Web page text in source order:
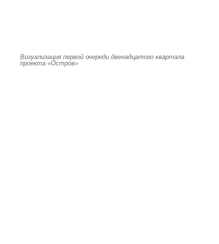
Визуализация первой очереди двенадцатого квартала
проекта «Остров»